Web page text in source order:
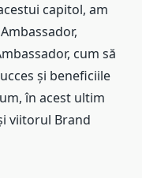
capitol, am
cum să
și beneficiile
în acest ultim
viitorul Brand